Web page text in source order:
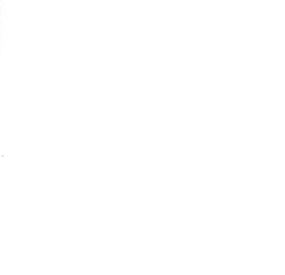
+ HOT STAMPING